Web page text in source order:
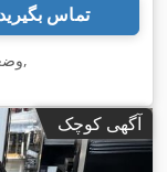
تماس بگیرید
,
آگهی کوچک